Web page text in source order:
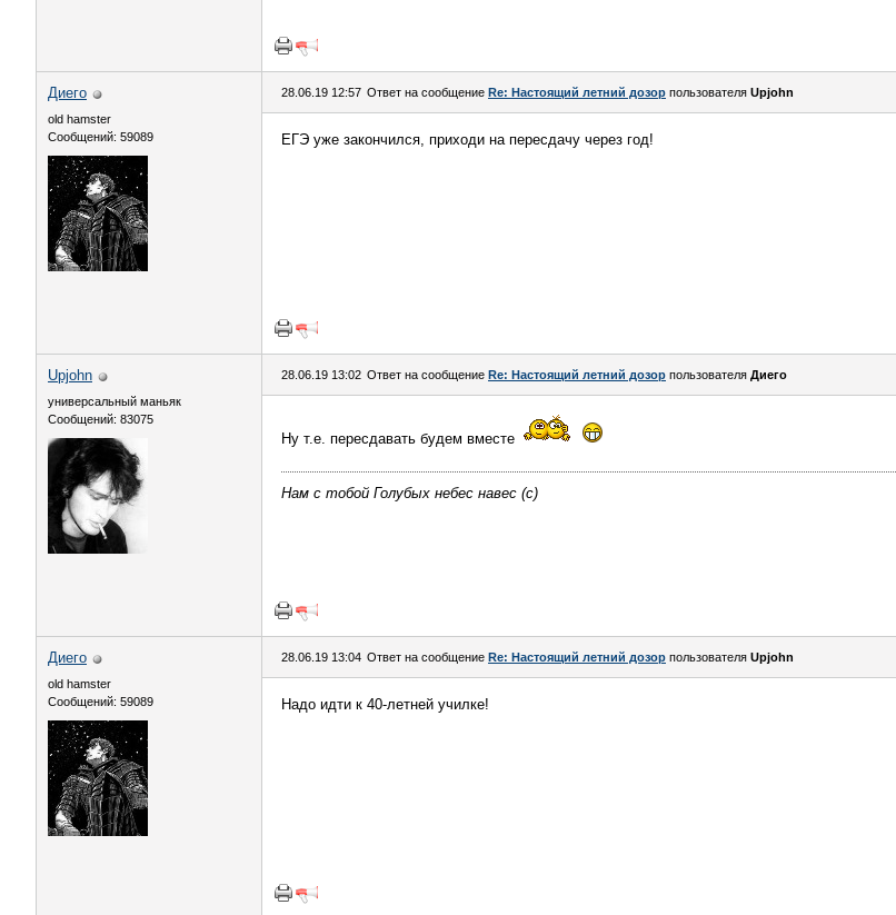
Диего
old hamster
Сообщений: 59089
28.06.19 12:57 Ответ на сообщение Re: Настоящий летний дозор пользователя Upjohn
ЕГЭ уже закончился, приходи на пересдачу через год!
Upjohn
универсальный маньяк
Сообщений: 83075
28.06.19 13:02 Ответ на сообщение Re: Настоящий летний дозор пользователя Диего
Ну т.е. пересдавать будем вместе
Нам с тобой Голубых небес навес (с)
Диего
old hamster
Сообщений: 59089
28.06.19 13:04 Ответ на сообщение Re: Настоящий летний дозор пользователя Upjohn
Надо идти к 40-летней училке!